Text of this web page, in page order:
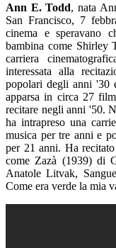
Ann E. Todd, nata
San Francisco, 7
cinema e speravano
bambina come Shirley
carriera
interessata alla
popolari degli anni '30
apparsa in circa 27
recitare negli anni '50.
ha intrapreso una
musica per tre anni e
per 21 anni. Ha
come Zazà (1939) di
Anatole Litvak,
Come era verde la mia